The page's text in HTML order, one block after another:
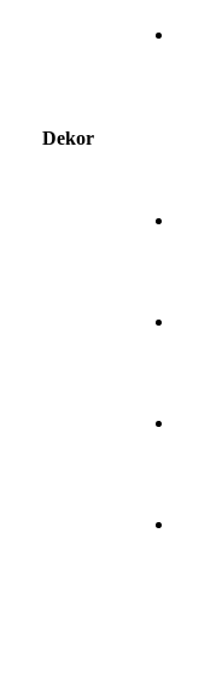
Dekor